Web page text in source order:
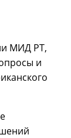
МИД РТ,
и